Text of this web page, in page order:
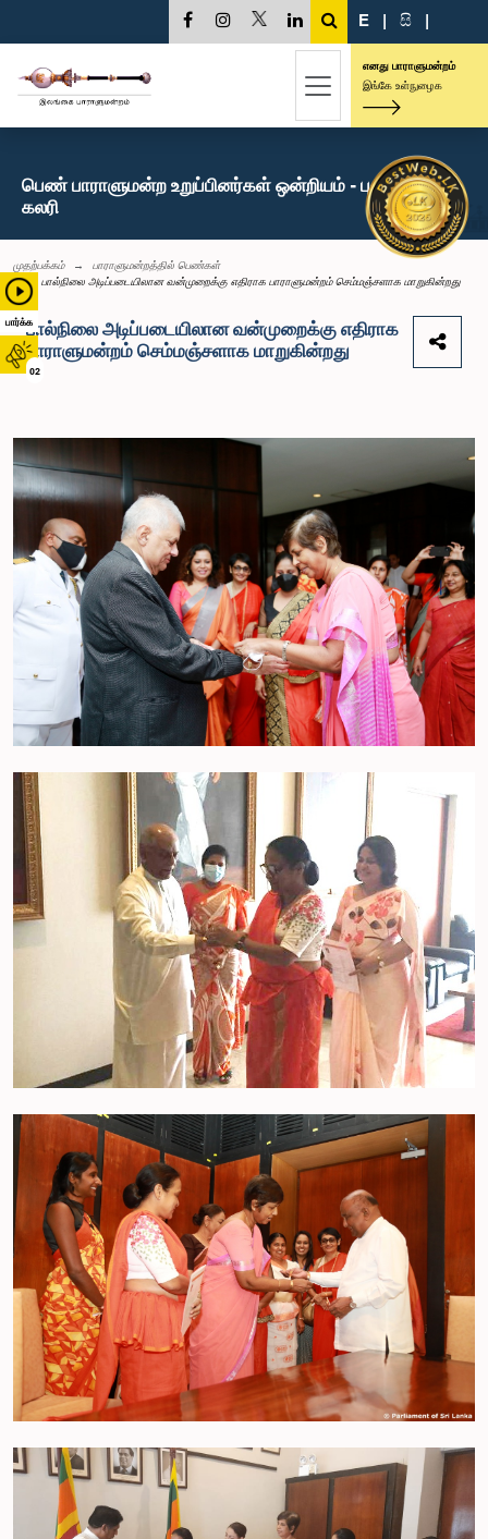
பார்க்க
02
E | සි |
எனது பாராளுமன்றம்
இங்கே உள்நுழைக
பெண் பாராளுமன்ற உறுப்பினர்கள் ஒன்றியம் - புகைப்பட
கலரி
முதற்பக்கம்
பாராளுமன்றத்தில் பெண்கள்
பால்நிலை அடிப்படையிலான வன்முறைக்கு எதிராக பாராளுமன்றம் செம்மஞ்சளாக மாறுகின்றது
பால்நிலை அடிப்படையிலான வன்முறைக்கு எதிராக
பாராளுமன்றம் செம்மஞ்சளாக மாறுகின்றது